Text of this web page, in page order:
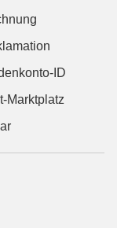
ID
Marktplatz